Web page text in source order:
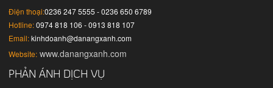
Điện thoại:0236 247 5555 - 0236 650 6789
Hotline: 0974 818 106 - 0913 818 107
Email: kinhdoanh@danangxanh.com
Website: www.danangxanh.com
PHẢN ÁNH DỊCH VỤ